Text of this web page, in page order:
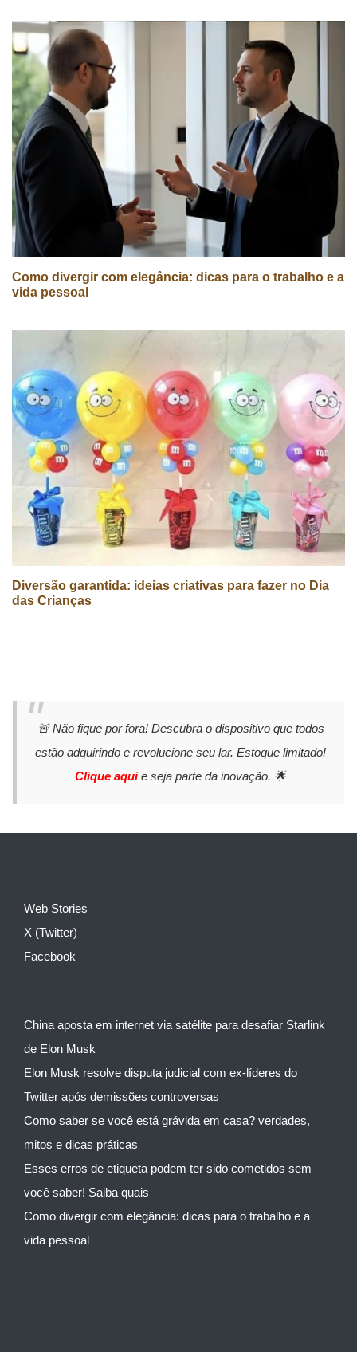
Como divergir com elegância: dicas para o trabalho e a
vida pessoal
Diversão garantida: ideias criativas para fazer no Dia
das Crianças
🚨 Não fique por fora! Descubra o dispositivo que todos
estão adquirindo e revolucione seu lar. Estoque limitado!
Clique aquie seja parte da inovação. 🌟
Web Stories
X (Twitter)
Facebook
China aposta em internet via satélite para desafiar Starlink
de Elon Musk
Elon Musk resolve disputa judicial com ex-líderes do
Twitter após demissões controversas
Como saber se você está grávida em casa? verdades,
mitos e dicas práticas
Esses erros de etiqueta podem ter sido cometidos sem
você saber! Saiba quais
Como divergir com elegância: dicas para o trabalho e a
vida pessoal